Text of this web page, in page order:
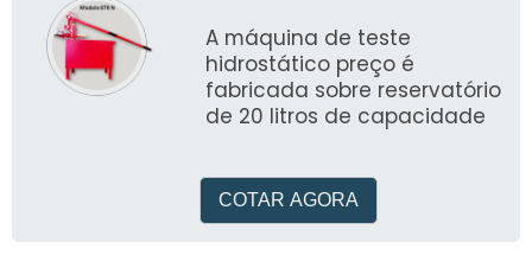
A máquina de teste
hidrostático preço é
fabricada sobre reservatório
de 20 litros de capacidade
COTAR AGORA